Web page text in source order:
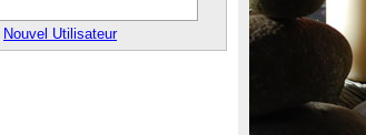
Nouvel Utilisateur